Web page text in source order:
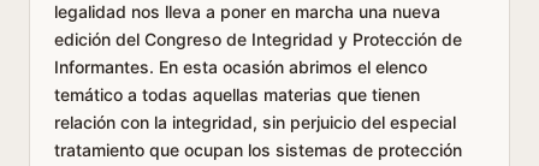
legalidad nos lleva a poner en marcha una nueva
edición del Congreso de Integridad y Protección de
Informantes. En esta ocasión abrimos el elenco
temático a todas aquellas materias que tienen
relación con la integridad, sin perjuicio del especial
tratamiento que ocupan los sistemas de protección